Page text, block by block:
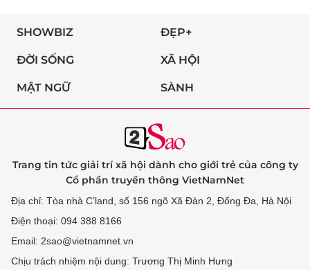
SHOWBIZ ĐẸP+
ĐỜI SỐNG XÃ HỘI
MẬT NGỮ SÀNH
Trang tin tức giải trí xã hội dành cho giới trẻ của công ty
Cổ phần truyền thông VietNamNet
Địa chỉ: Tòa nhà C’land, số 156 ngõ Xã Đàn 2, Đống Đa, Hà Nội
Điện thoại: 094 388 8166
Email: 2sao@vietnamnet.vn
Chịu trách nhiệm nội dung: Trương Thị Minh Hưng